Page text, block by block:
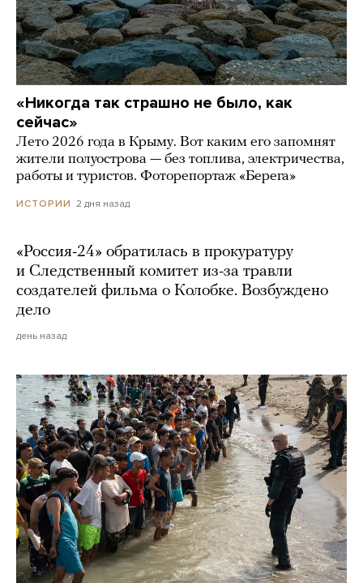
«Никогда так страшно не было, как
сейчас»
Лето 2026 года в Крыму. Вот каким его запомнят
жители полуострова — без топлива, электричества,
работы и туристов. Фоторепортаж «Берега»
ИСТОРИИ 2 дня назад
«Россия-24» обратилась в прокуратуру
и Следственный комитет из-за травли
создателей фильма о Колобке. Возбуждено
дело
день назад